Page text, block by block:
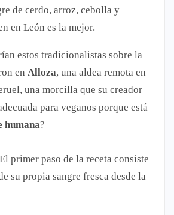
de cerdo, arroz, cebolla y
en León es la mejor.
estos tradicionalistas sobre la
en Alloza, una aldea remota en
una morcilla que su creador
para veganos porque está
humana?
primer paso de la receta consiste
su propia sangre fresca desde la